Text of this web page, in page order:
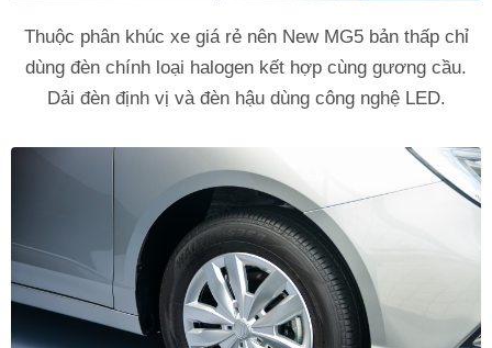
Thuộc phân khúc xe giá rẻ nên New MG5 bản thấp chỉ
dùng đèn chính loại halogen kết hợp cùng gương cầu.
Dải đèn định vị và đèn hậu dùng công nghệ LED.